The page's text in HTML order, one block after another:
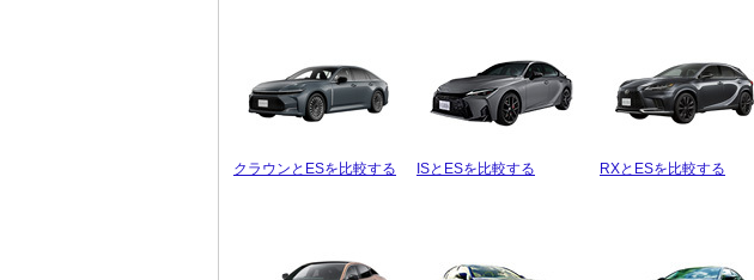
クラウンとESを比較する ISとESを比較する RXとESを比較する